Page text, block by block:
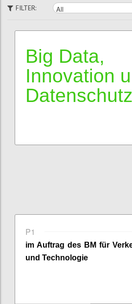
FILTER:
Big Data,
Innovation
Datenschutz
P1
im Auftrag des BM für
und Technologie